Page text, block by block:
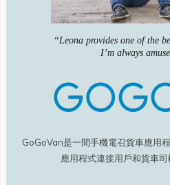
“Leona provides one of the
I’m always
GoGoVan是一間手機電召貨車應用
應用程式連接用戶和貨車司